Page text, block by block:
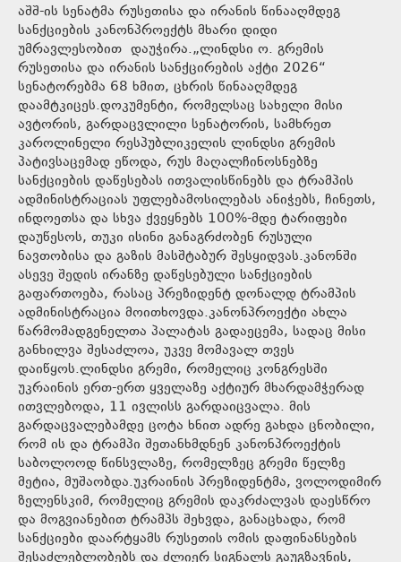
აშშ-ის სენატმა რუსეთისა და ირანის წინააღმდეგ
სანქციების კანონპროექტს მხარი დიდი
უმრავლესობით დაუჭირა.„ლინდსი ო. გრემის
რუსეთისა და ირანის სანქცირების აქტი 2026“
სენატორებმა 68 ხმით, ცხრის წინააღმდეგ
დაამტკიცეს.დოკუმენტი, რომელსაც სახელი მისი
ავტორის, გარდაცვლილი სენატორის, სამხრეთ
კაროლინელი რესპუბლიკელის ლინდსი გრემის
პატივსაცემად ეწოდა, რუს მაღალჩინოსნებზე
სანქციების დაწესებას ითვალისწინებს და ტრამპის
ადმინისტრაციას უფლებამოსილებას ანიჭებს, ჩინეთს,
ინდოეთსა და სხვა ქვეყნებს 100%-მდე ტარიფები
დაუწესოს, თუკი ისინი განაგრძობენ რუსული
ნავთობისა და გაზის მასშტაბურ შესყიდვას.კანონში
ასევე შედის ირანზე დაწესებული სანქციების
გაფართოება, რასაც პრეზიდენტ დონალდ ტრამპის
ადმინისტრაცია მოითხოვდა.კანონპროექტი ახლა
წარმომადგენელთა პალატას გადაეცემა, სადაც მისი
განხილვა შესაძლოა, უკვე მომავალ თვეს
დაიწყოს.ლინდსი გრემი, რომელიც კონგრესში
უკრაინის ერთ-ერთ ყველაზე აქტიურ მხარდამჭერად
ითვლებოდა, 11 ივლისს გარდაიცვალა. მის
გარდაცვალებამდე ცოტა ხნით ადრე გახდა ცნობილი,
რომ ის და ტრამპი შეთანხმდნენ კანონპროექტის
საბოლოოდ წინსვლაზე, რომელზეც გრემი წელზე
მეტია, მუშაობდა.უკრაინის პრეზიდენტმა, ვოლოდიმირ
ზელენსკიმ, რომელიც გრემის დაკრძალვას დაესწრო
და მოგვიანებით ტრამპს შეხვდა, განაცხადა, რომ
სანქციები დაარტყამს რუსეთის ომის დაფინანსების
შესაძლებლობებს და ძლიერ სიგნალს გაუგზავნის,